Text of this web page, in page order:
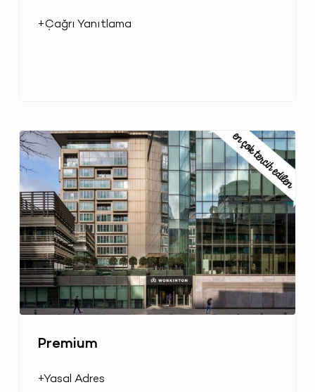
+Çağrı Yanıtlama
Premium
+Yasal Adres